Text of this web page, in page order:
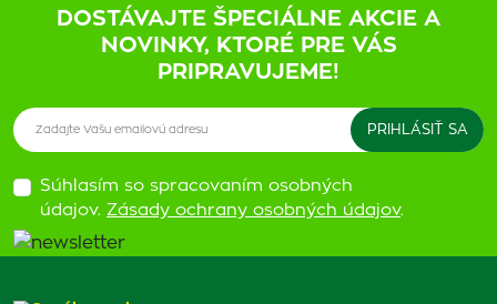
DOSTÁVAJTE ŠPECIÁLNE AKCIE A
NOVINKY, KTORÉ PRE VÁS
PRIPRAVUJEME!
Súhlasím so spracovaním osobných
údajov. Zásady ochrany osobných údajov.